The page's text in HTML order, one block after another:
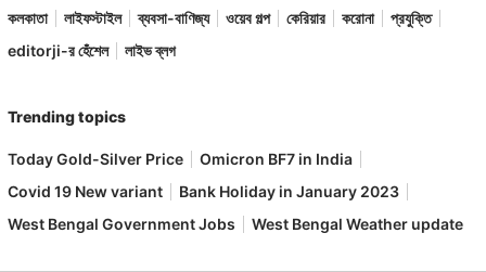
কলকাতা
লাইফস্টাইল ব্যবসা-বাণিজ্য ওয়েব গল্প কেরিয়ার করোনা
প্রযুক্তি
editorji-র হেঁশেল
লাইভ ব্লগ
Trending topics
Today Gold-Silver Price
Omicron BF7 in India
Covid 19 New variant
Bank Holiday in January 2023
West Bengal Government Jobs
West Bengal Weather update